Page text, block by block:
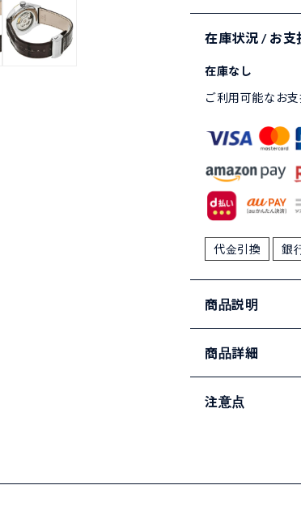
在庫状況 / お支
在庫なし
ご利用可能なお
代金引換 銀
商品説明
商品詳細
注意点